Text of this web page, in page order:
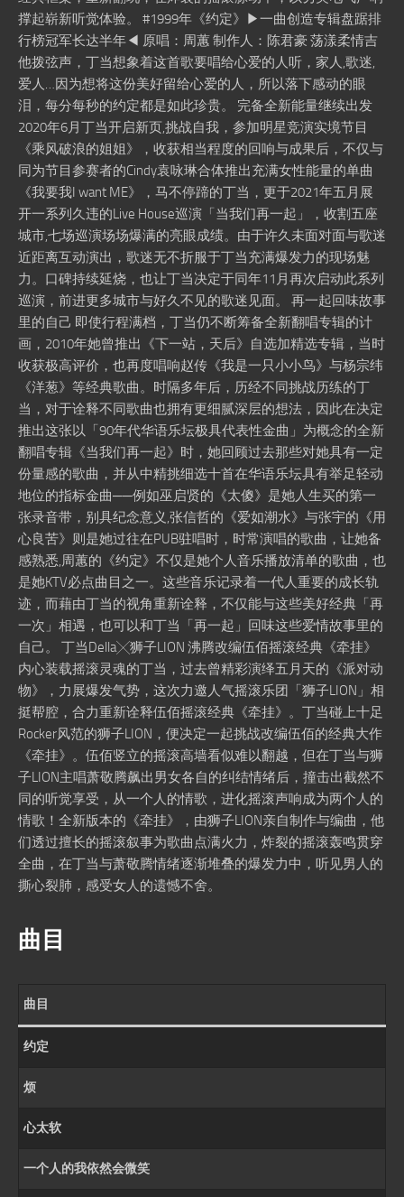
撑起崭新听觉体验。 #1999年《约定》▶一曲创造专辑盘踞排
行榜冠军长达半年◀ 原唱：周蕙 制作人：陈君豪 荡漾柔情吉
他拨弦声，丁当想象着这首歌要唱给心爱的人听，家人,歌迷,
爱人…因为想将这份美好留给心爱的人，所以落下感动的眼
泪，每分每秒的约定都是如此珍贵。 完备全新能量继续出发
2020年6月丁当开启新页,挑战自我，参加明星竞演实境节目
《乘风破浪的姐姐》，收获相当程度的回响与成果后，不仅与
同为节目参赛者的Cindy袁咏琳合体推出充满女性能量的单曲
《我要我I want ME》，马不停蹄的丁当，更于2021年五月展
开一系列久违的Live House巡演「当我们再一起」，收割五座
城市,七场巡演场场爆满的亮眼成绩。由于许久未面对面与歌迷
近距离互动演出，歌迷无不折服于丁当充满爆发力的现场魅
力。口碑持续延烧，也让丁当决定于同年11月再次启动此系列
巡演，前进更多城市与好久不见的歌迷见面。 再一起回味故事
里的自己 即使行程满档，丁当仍不断筹备全新翻唱专辑的计
画，2010年她曾推出《下一站，天后》自选加精选专辑，当时
收获极高评价，也再度唱响赵传《我是一只小小鸟》与杨宗纬
《洋葱》等经典歌曲。时隔多年后，历经不同挑战历练的丁
当，对于诠释不同歌曲也拥有更细腻深层的想法，因此在决定
推出这张以「90年代华语乐坛极具代表性金曲」为概念的全新
翻唱专辑《当我们再一起》时，她回顾过去那些对她具有一定
份量感的歌曲，并从中精挑细选十首在华语乐坛具有举足轻动
地位的指标金曲──例如巫启贤的《太傻》是她人生买的第一
张录音带，别具纪念意义,张信哲的《爱如潮水》与张宇的《用
心良苦》则是她过往在PUB驻唱时，时常演唱的歌曲，让她备
感熟悉,周蕙的《约定》不仅是她个人音乐播放清单的歌曲，也
是她KTV必点曲目之一。这些音乐记录着一代人重要的成长轨
迹，而藉由丁当的视角重新诠释，不仅能与这些美好经典「再
一次」相遇，也可以和丁当「再一起」回味这些爱情故事里的
自己。 丁当Della╳狮子LION 沸腾改编伍佰摇滚经典《牵挂》
内心装载摇滚灵魂的丁当，过去曾精彩演绎五月天的《派对动
物》，力展爆发气势，这次力邀人气摇滚乐团「狮子LION」相
挺帮腔，合力重新诠释伍佰摇滚经典《牵挂》。丁当碰上十足
Rocker风范的狮子LION，便决定一起挑战改编伍佰的经典大作
《牵挂》。伍佰竖立的摇滚高墙看似难以翻越，但在丁当与狮
子LION主唱萧敬腾飙出男女各自的纠结情绪后，撞击出截然不
同的听觉享受，从一个人的情歌，进化摇滚声响成为两个人的
情歌！全新版本的《牵挂》，由狮子LION亲自制作与编曲，他
们透过擅长的摇滚叙事为歌曲点满火力，炸裂的摇滚轰鸣贯穿
全曲，在丁当与萧敬腾情绪逐渐堆叠的爆发力中，听见男人的
撕心裂肺，感受女人的遗憾不舍。
曲目
曲目
约定
烦
心太软
一个人的我依然会微笑